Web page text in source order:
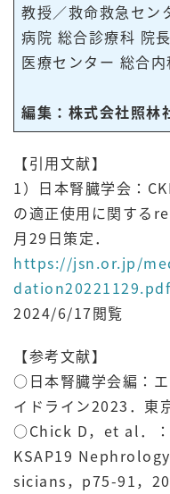
教授／救命救急セン
病院 総合診療科 院
医療センター 総合内
編集：株式会社照林
【引用文献】
1）⽇本腎臓学会：
の適正使⽤に関する
⽉29⽇策定．
https://jsn.or.jp/
dation20221129.pdf
2024/6/17閲覧
【参考文献】
○日本腎臓学会編：
イドライン2023．東
○Chick D，et al．
KSAP19
sicians，p75-91，